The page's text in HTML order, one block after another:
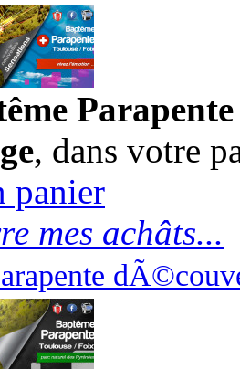
, dans votre
panier
mes achâts...